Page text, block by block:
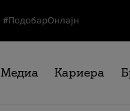
#ПодобарОнлајн
Медиа Кариера